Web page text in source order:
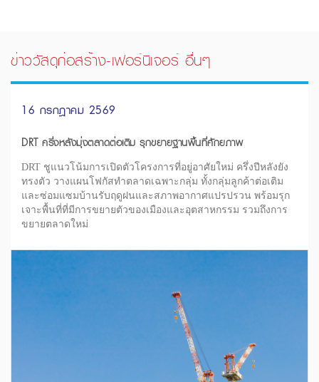
ข่าววัสดุก่อสร้าง-เฟอร์นิเจอร์ อื่นๆ
16 กรกฎาคม 2569
DRT ครึ่งหลังมุ่งตลาดต่อเติม รุกขยายฐานพื้นที่ศักยภาพ
DRT ชูแนวโน้มการเปิดตัวโครงการที่อยู่อาศัยใหม่ ครึ่งปีหลังยัง
ทรงตัว วางแผนโฟกัสทำตลาดเฉพาะกลุ่ม ทั้งกลุ่มลูกค้าต่อเติม
และซ่อมแซมบ้านรับฤดูฝนและสภาพอากาศแปรปรวน พร้อมรุก
เจาะพื้นที่ที่มีการขยายตัวของเมืองและอุตสาหกรรม รวมถึงการ
ขยายตลาดใหม่